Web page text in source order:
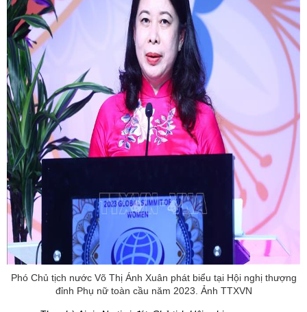
Phó Chủ tịch nước Võ Thị Ánh Xuân phát biểu tại Hội nghị thượng
đỉnh Phụ nữ toàn cầu năm 2023. Ảnh TTXVN